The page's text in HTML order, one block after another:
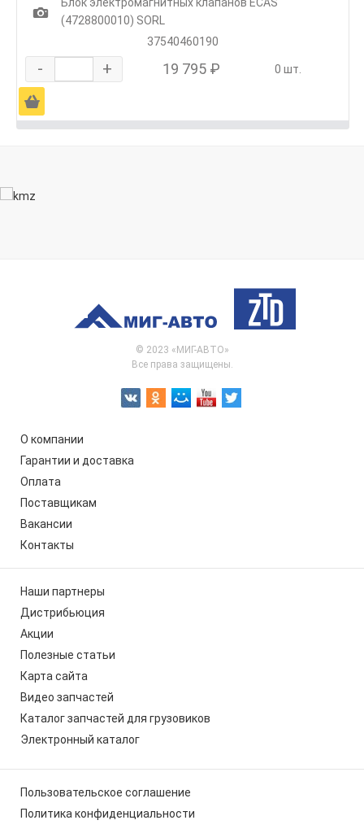
1
Блок электромагнитных клапанов ECAS
(4728800010) SORL
37540460190
- + 19 795 ₽ 0 шт.
Ä
© 2023 «МИГ-АВТО»
Все права защищены.
О компании
Гарантии и доставка
Оплата
Поставщикам
Вакансии
Контакты
Наши партнеры
Дистрибьюция
Акции
Полезные статьи
Карта сайта
Видео запчастей
Каталог запчастей для грузовиков
Электронный каталог
Пользовательское соглашение
Политика конфиденциальности